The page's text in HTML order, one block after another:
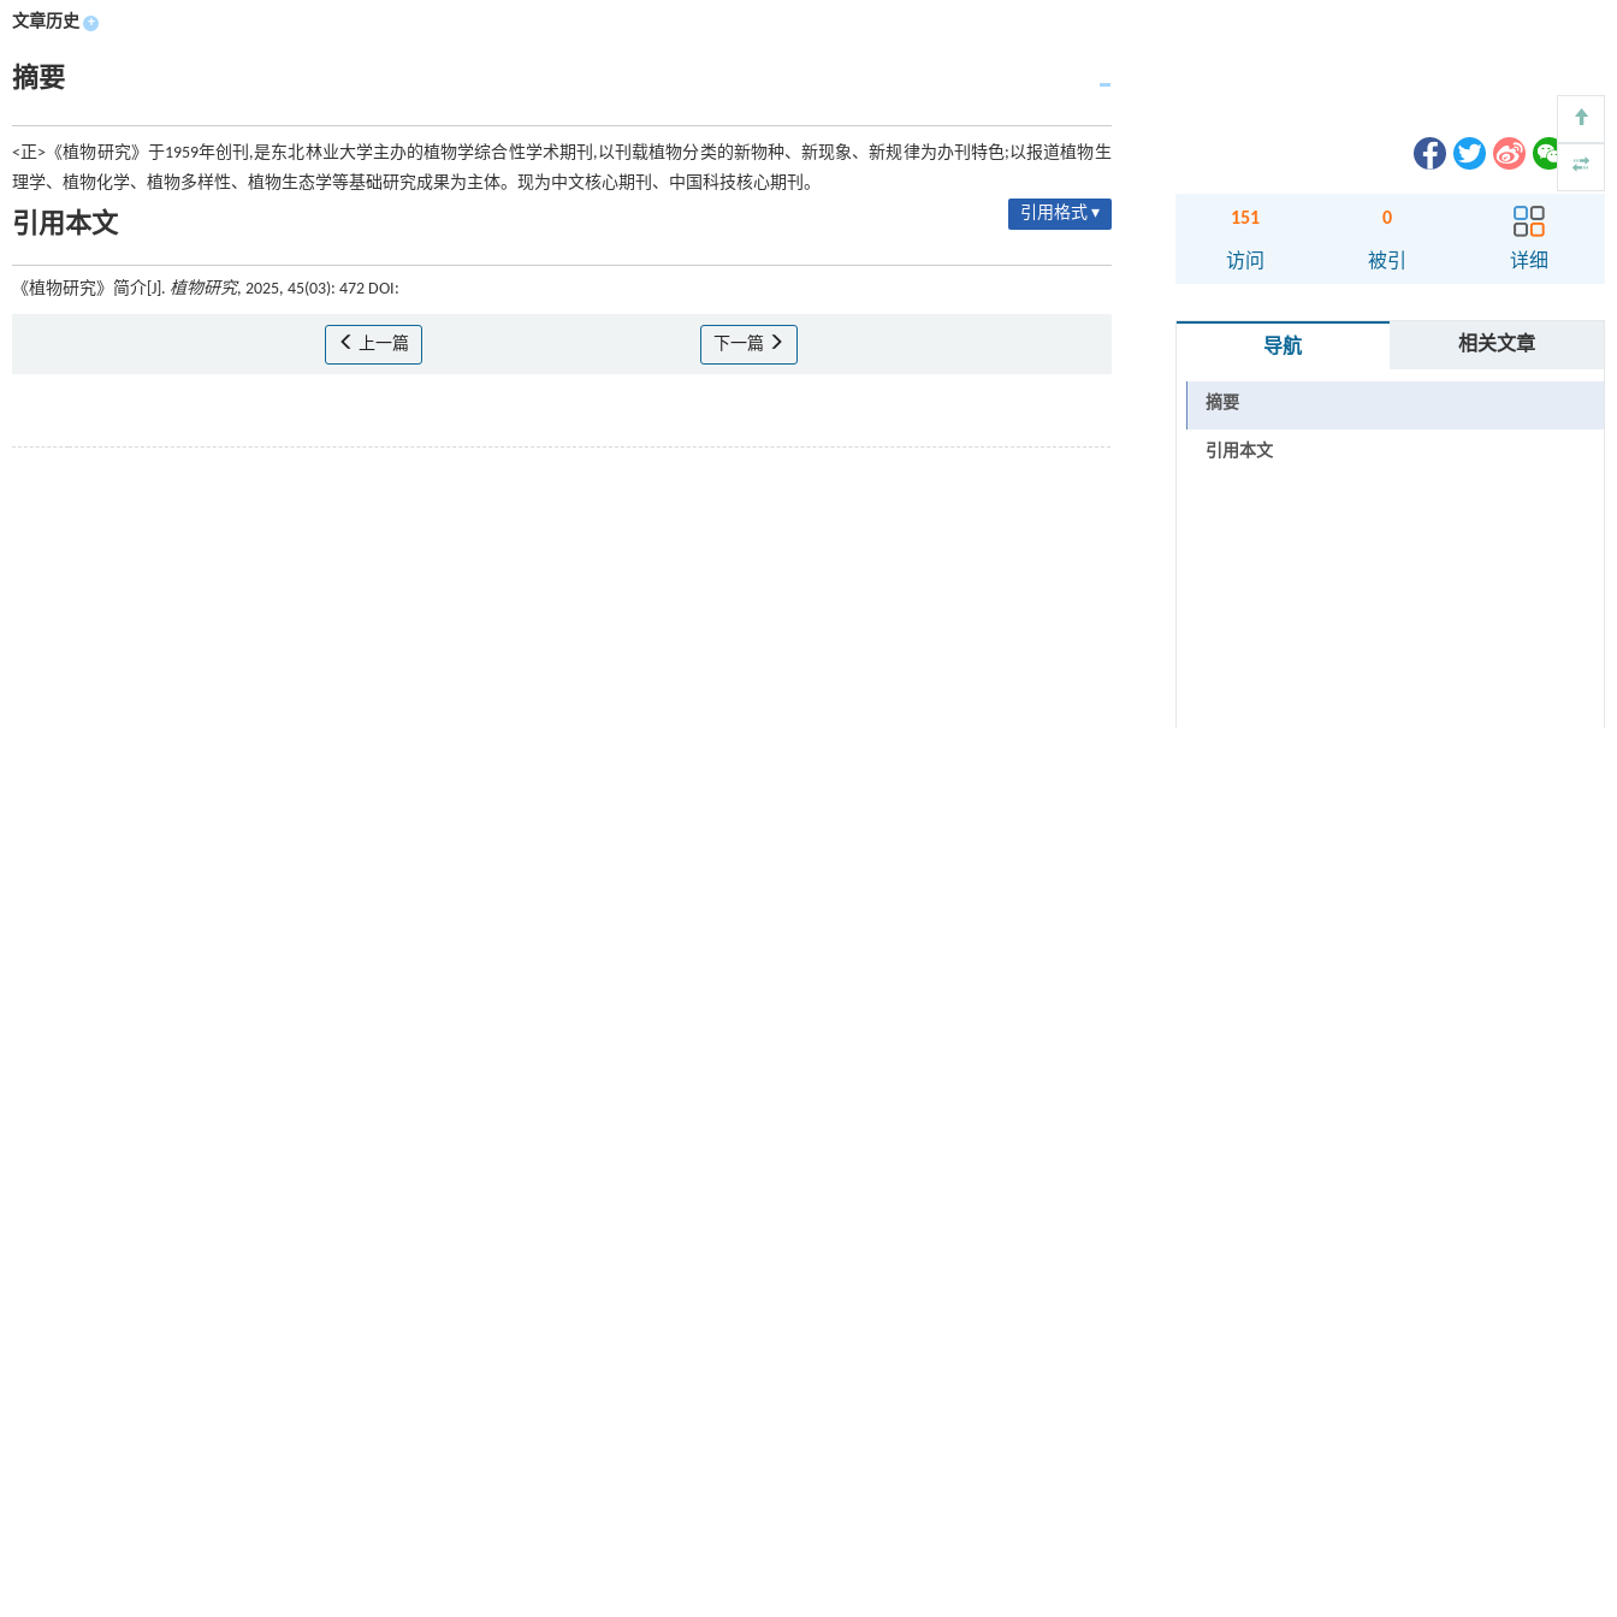
文章历史 +
摘要
<正>《植物研究》于1959年创刊,是东北林业大学主办的植物学综合性学术期刊,以刊载植物分类的新物种、新现象、新规律为办刊特色;以报道植物生
理学、植物化学、植物多样性、植物生态学等基础研究成果为主体。现为中文核心期刊、中国科技核心期刊。
引用本文 引用格式 ▾
《植物研究》简介[J]. 植物研究, 2025, 45(03): 472 DOI:
上一篇 下一篇
151
访问
0
被引 详细
导航 相关文章
摘要
引用本文